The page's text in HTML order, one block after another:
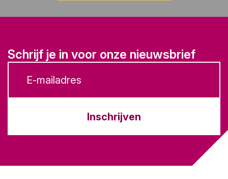
Schrijf je in voor onze nieuwsbrief
Inschrijven